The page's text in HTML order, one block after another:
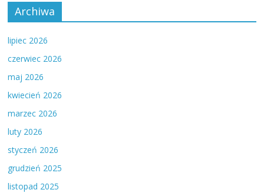
Archiwa
lipiec 2026
czerwiec 2026
maj 2026
kwiecień 2026
marzec 2026
luty 2026
styczeń 2026
grudzień 2025
listopad 2025